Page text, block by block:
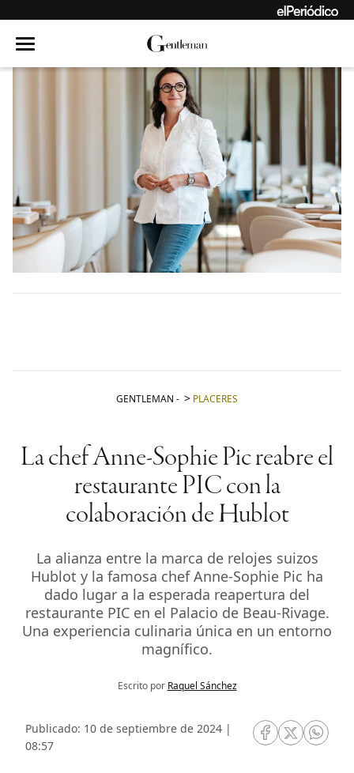
GENTLEMAN - PLACERES
La chef Anne-Sophie Pic reabre el
restaurante PIC con la
colaboración de Hublot
La alianza entre la marca de relojes suizos
Hublot y la famosa chef Anne-Sophie Pic ha
dado lugar a la esperada reapertura del
restaurante PIC en el Palacio de Beau-Rivage.
Una experiencia culinaria única en un entorno
magnífico.
Escrito por Raquel Sánchez
Publicado: 10 de septiembre de 2024 |
08:57
RRSS Facebook
RRSSRRSS